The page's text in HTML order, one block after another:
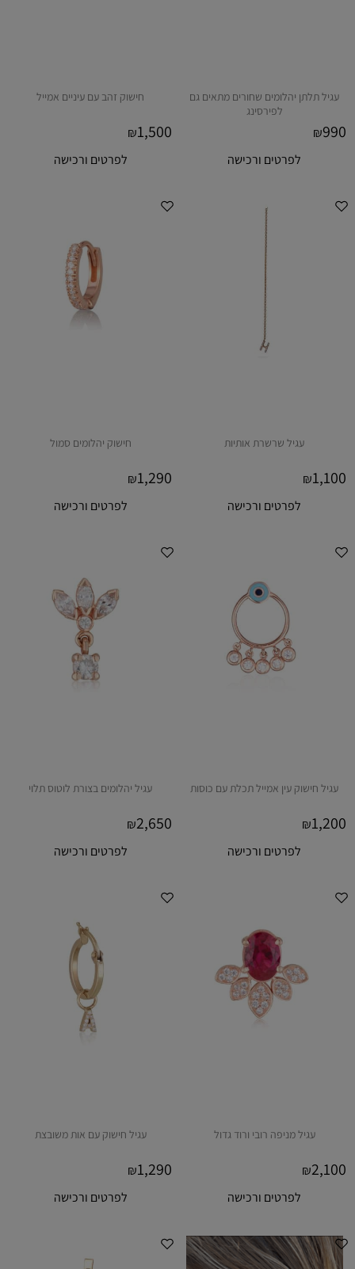
עגיל תלתן יהלומים שחורים מתאים גם
לפירסינג
₪990
לפרטים ורכישה
חישוק זהב עם עיניים אמייל
₪1,500
לפרטים ורכישה
עגיל שרשרת אותיות
₪1,100
לפרטים ורכישה
חישוק יהלומים סמול
₪1,290
לפרטים ורכישה
עגיל חישוק עין אמייל תכלת עם כוסות
₪1,200
לפרטים ורכישה
עגיל יהלומים בצורת לוטוס תלוי
₪2,650
לפרטים ורכישה
עגיל מניפה רובי ורוד גדול
₪2,100
לפרטים ורכישה
עגיל חישוק עם אות משובצת
₪1,290
לפרטים ורכישה